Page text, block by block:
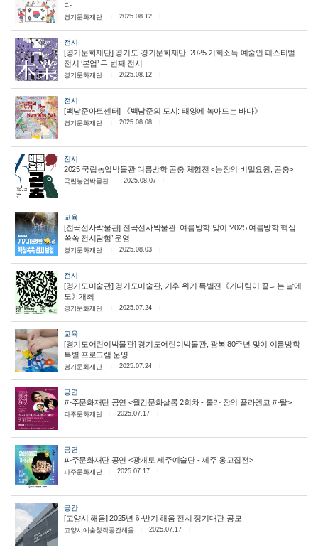
다
경기문화재단 2025.08.12
전시
[경기문화재단] 경기도-경기문화재단, 2025 기회소득 예술인 페스티벌
전시 ‘본업’ 두 번째 전시
경기문화재단 2025.08.12
전시
[백남준아트센터] 《백남준의 도시: 태양에 녹아드는 바다》
경기문화재단 2025.08.08
전시
2025 국립농업박물관 여름방학 곤충 체험전 <농장의 비밀요원, 곤충>
국립농업박물관 2025.08.07
교육
[전곡선사박물관] 전곡선사박물관, 여름방학 맞이 ‘2025 여름방학 핵심
쏙쏙 전시탐험’ 운영
경기문화재단 2025.08.03
전시
[경기도미술관] 경기도미술관, 기후 위기 특별전《기다림이 끝나는 날에
도》개최
경기문화재단 2025.07.24
교육
[경기도어린이박물관] 경기도어린이박물관, 광복 80주년 맞이 여름방학
특별 프로그램 운영
경기문화재단 2025.07.24
공연
파주문화재단 공연 <월간문화살롱 2회차 - 롤라 장의 플라멩코 파탈>
파주문화재단 2025.07.17
공연
파주문화재단 공연 <광개토 제주예술단 - 제주 옹고집전>
파주문화재단 2025.07.17
공간
[고양시 해움] 2025년 하반기 해움 전시 정기대관 공모
고양시예술창작공간해움 2025.07.17